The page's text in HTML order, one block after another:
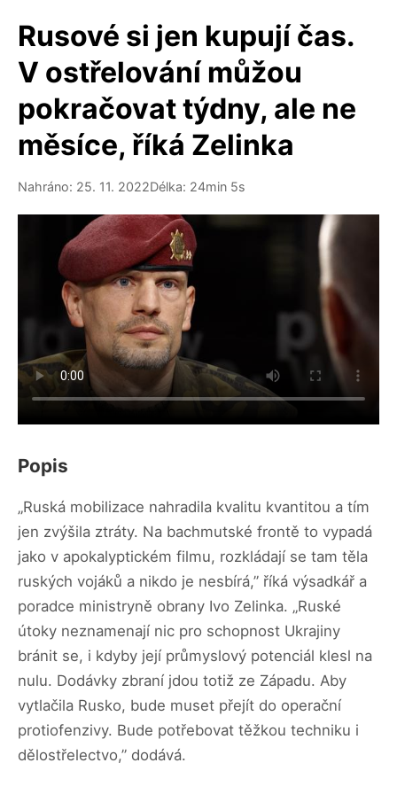
Rusové si jen kupují čas.
V ostřelování můžou
pokračovat týdny, ale ne
měsíce, říká Zelinka
Nahráno: 25. 11. 2022Délka: 24min 5s
Popis
„Ruská mobilizace nahradila kvalitu kvantitou a tím
jen zvýšila ztráty. Na bachmutské frontě to vypadá
jako v apokalyptickém filmu, rozkládají se tam těla
ruských vojáků a nikdo je nesbírá,” říká výsadkář a
poradce ministryně obrany Ivo Zelinka. „Ruské
útoky neznamenají nic pro schopnost Ukrajiny
bránit se, i kdyby její průmyslový potenciál klesl na
nulu. Dodávky zbraní jdou totiž ze Západu. Aby
vytlačila Rusko, bude muset přejít do operační
protiofenzivy. Bude potřebovat těžkou techniku i
dělostřelectvo,” dodává.